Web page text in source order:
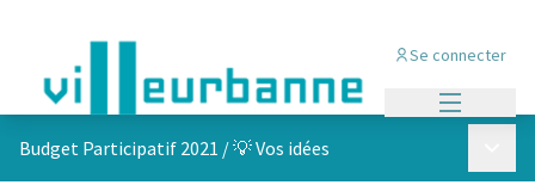
Se connecter
Budget Participatif 2021 /💡 Vos idées